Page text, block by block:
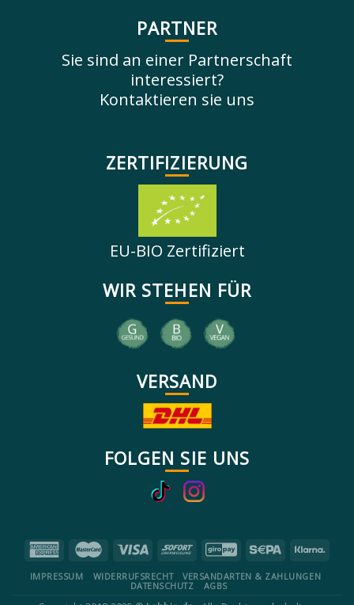
PARTNER
Sie sind an einer Partnerschaft
interessiert?
Kontaktieren sie uns
ZERTIFIZIERUNG
EU-BIO Zertifiziert
WIR STEHEN FÜR
VERSAND
FOLGEN SIE UNS
IMPRESSUM WIDERRUFSRECHT
VERSANDARTEN & ZAHLUNGEN
DATENSCHUTZ
AGBS